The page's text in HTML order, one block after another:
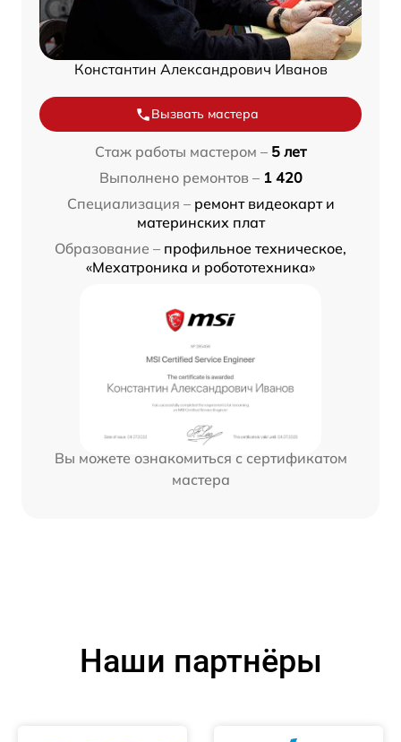
Константин Александрович Иванов
Вызвать мастера
Стаж работы мастером – 5 лет
Выполнено ремонтов – 1 420
Специализация – ремонт видеокарт и
материнских плат
Образование – профильное техническое,
«Мехатроника и робототехника»
Вы можете ознакомиться с сертификатом
мастера
Наши партнёры